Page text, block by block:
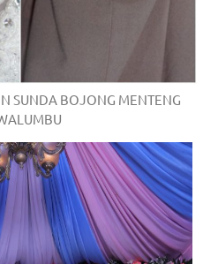
SUNDA BOJONG MENTENG